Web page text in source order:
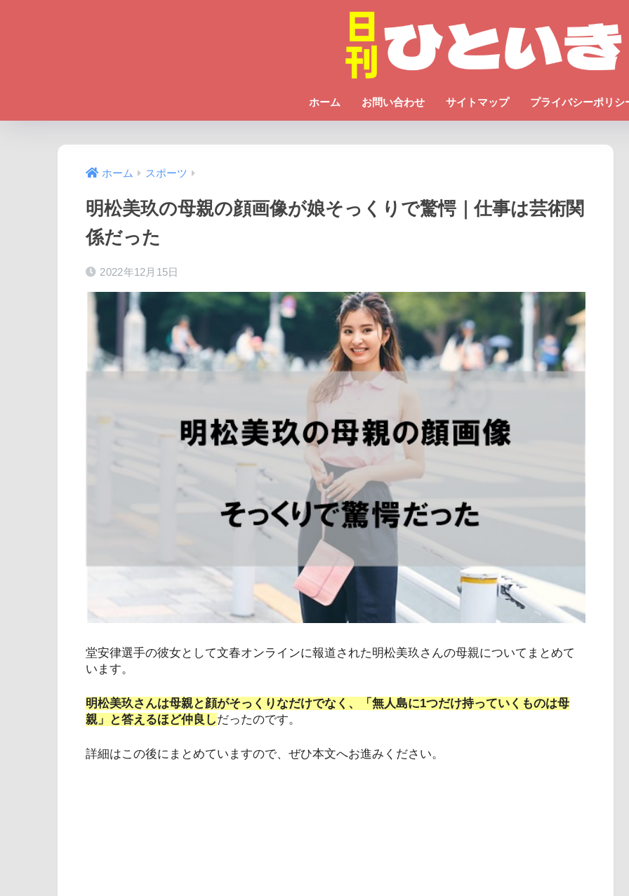
ホーム お問い合わせ サイトマップ プライバシーポリシ
ホーム スポーツ
明松美玖の母親の顔画像が娘そっくりで驚愕｜仕事は芸術関
係だった
2022年12月15日
堂安律選手の彼女として文春オンラインに報道された明松美玖さんの母親についてまとめて
います。
明松美玖さんは母親と顔がそっくりなだけでなく、「無人島に1つだけ持っていくものは母
親」と答えるほど仲良しだったのです。
詳細はこの後にまとめていますので、ぜひ本文へお進みください。